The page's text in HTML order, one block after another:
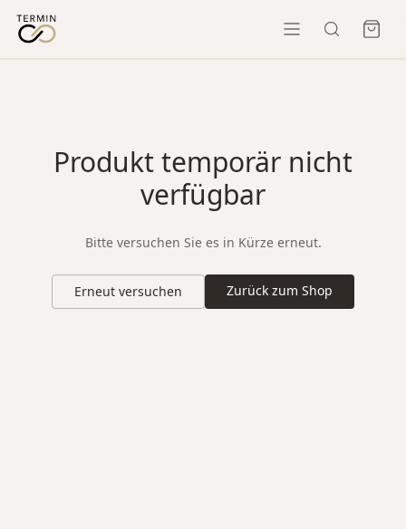
Produkt temporär nicht
verfügbar
Bitte versuchen Sie es in Kürze erneut.
Erneut versuchen Zurück zum Shop